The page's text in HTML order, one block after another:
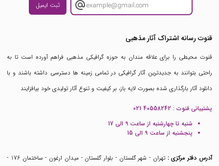
ثبت ایمیل
قنوت رسانه اشتراک آثار مذهبی
قنوت محیطی را برای علاقه مندان به حوزه گرافیکی مذهبی فراهم آورده است تا به
راحتی بتوانند به جدیدترین آثار گرافیکی در تمامی زمینه ها دسترسی داشته باشند و با
دانلود آثار بارگذاری شده بصورت لایه باز، بر کیفیت و تنوع آثار تولیدی خود بیافزایند
پشتیبانی قنوت : 021 40558242
شنبه تا چهارشنبه از ساعت 9 الی 17
پنجشنبه از ساعت 9 الی 15
آدرس دفتر مرکزی :
تهران - شهر گلستان - بلوار گلستان - میدان ارغون - ساختمان 176 -